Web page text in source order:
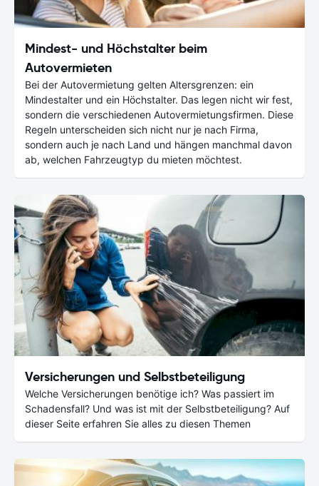
Mindest- und Höchstalter beim
Autovermieten
Bei der Autovermietung gelten Altersgrenzen: ein
Mindestalter und ein Höchstalter. Das legen nicht wir fest,
sondern die verschiedenen Autovermietungsfirmen. Diese
Regeln unterscheiden sich nicht nur je nach Firma,
sondern auch je nach Land und hängen manchmal davon
ab, welchen Fahrzeugtyp du mieten möchtest.
Versicherungen und Selbstbeteiligung
Welche Versicherungen benötige ich? Was passiert im
Schadensfall? Und was ist mit der Selbstbeteiligung? Auf
dieser Seite erfahren Sie alles zu diesen Themen